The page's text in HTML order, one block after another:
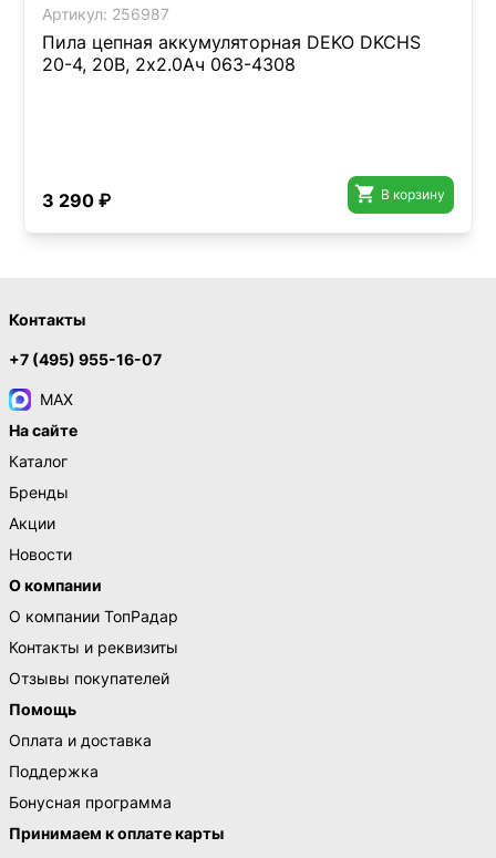
Артикул: 256987
Пила цепная аккумуляторная DEKO DKCHS
20-4, 20В, 2x2.0Ач 063-4308
3 290 ₽  В корзину
Контакты
+7 (495) 955-16-07
MAX
На сайте
Каталог
Бренды
Акции
Новости
О компании
О компании ТопРадар
Контакты и реквизиты
Отзывы покупателей
Помощь
Оплата и доставка
Поддержка
Бонусная программа
Принимаем к оплате карты